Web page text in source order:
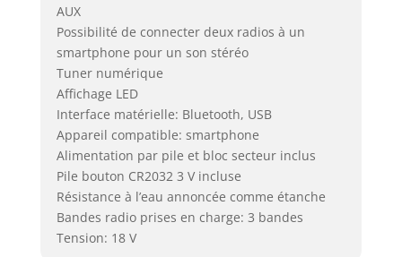
AUX
Possibilité de connecter deux radios à un
smartphone pour un son stéréo
Tuner numérique
Affichage LED
Interface matérielle: Bluetooth, USB
Appareil compatible: smartphone
Alimentation par pile et bloc secteur inclus
Pile bouton CR2032 3 V incluse
Résistance à l’eau annoncée comme étanche
Bandes radio prises en charge: 3 bandes
Tension: 18 V